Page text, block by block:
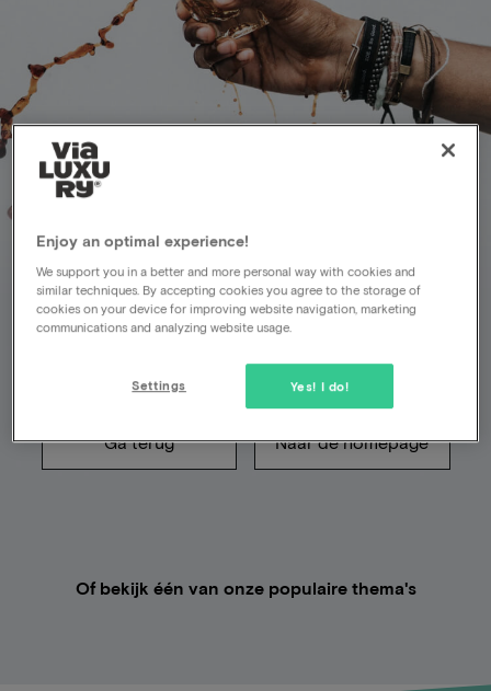
Helaas is er iets fout
gegaan
De pagina die je zocht bestaat niet (meer)
Ga terug Naar de homepage
Of bekijk één van onze populaire thema's
Enjoy an optimal experience!
We support you in a better and more personal way with cookies and
similar techniques. By accepting cookies you agree to the storage of
cookies on your device for improving website navigation, marketing
communications and analyzing website usage.
Yes! I do!
Settings